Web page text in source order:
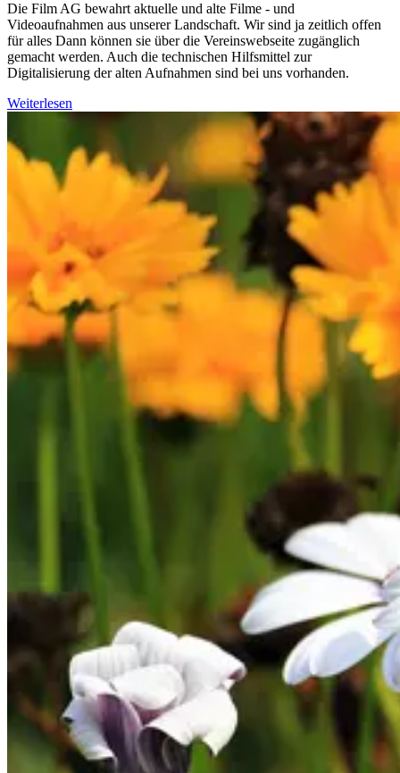
Die Film AG bewahrt aktuelle und alte Filme - und
Videoaufnahmen aus unserer Landschaft. Wir sind ja zeitlich offen
für alles Dann können sie über die Vereinswebseite zugänglich
gemacht werden. Auch die technischen Hilfsmittel zur
Digitalisierung der alten Aufnahmen sind bei uns vorhanden.
Weiterlesen